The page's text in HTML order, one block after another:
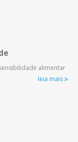
alimentar
leia mais